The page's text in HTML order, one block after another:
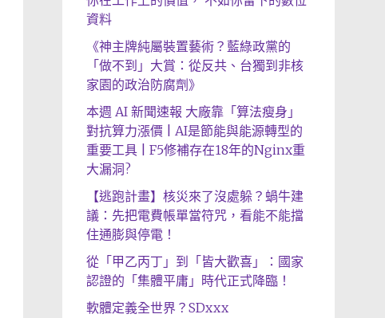
資料
《神主牌純屬裝置藝術？藍綠政黨的
「做不到」大賞：從反共、台獨到非核
家園的政治防腐劑》
本週 AI 新聞速報 大廠靠「算法瘦身」
對抗算力漲價 | AI是節能與能源轉型的
重要工具 | F5修補存在18年的Nginx重
大漏洞?
【逃跑計畫】核災來了沒處躲？蝸牛建
議：先把電費帳單當符咒，看能不能擋
住通膨與停電！
從「甲乙丙丁」到「皆大歡喜」：國家
認證的「集體平庸」時代正式降臨！
軟體定義全世界？SDxxx